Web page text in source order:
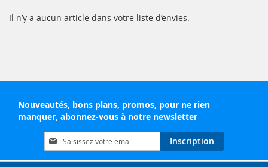
Il n’y a aucun article dans votre liste d’envies.
Nouveautés, bons plans, promos, pour ne rien
manquer, abonnez-vous à notre newsletter
Inscription
à
notre
Inscription